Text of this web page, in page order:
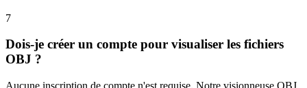
7
Dois-je créer un compte pour visualiser les fichiers
OBJ ?
Aucune inscription de compte n'est requise. Notre visionneuse OBJ